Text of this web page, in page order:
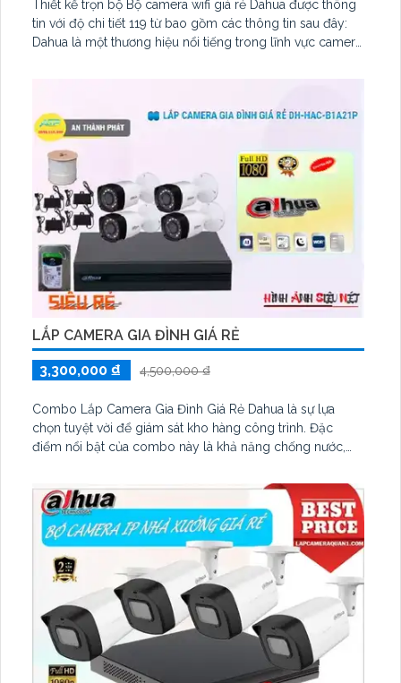
Thiết kế trọn bộ Bộ camera wifi giá rẻ Dahua được thông
tin với độ chi tiết 119 từ bao gồm các thông tin sau đây:
Dahua là một thương hiệu nổi tiếng trong lĩnh vực camera
biệt, camera có độ phân giải 2
LẮP CAMERA GIA ĐÌNH GIÁ RẺ
3,300,000 ₫ 4,500,000 ₫
Combo Lắp Camera Gia Đình Giá Rẻ Dahua là sự lựa
chọn tuyệt vời để giám sát kho hàng công trình. Đặc
điểm nổi bật của combo này là khả năng chống nước,
Combo gồm các thiết bị chất lượng cao, bao gồm
camera, đầu ghi hình, và các phụ kiện đi kèm